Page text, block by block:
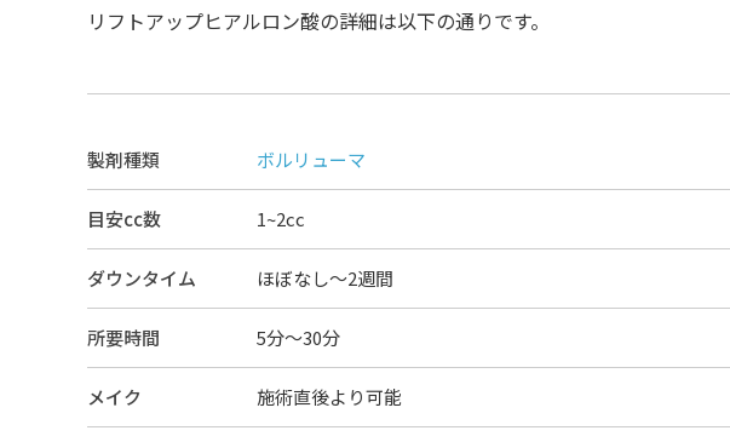
リフトアップヒアルロン酸の詳細は以下の通りです。
製剤種類 ボルリューマ
目安cc数 1~2cc
ダウンタイム ほぼなし〜2週間
所要時間 5分～30分
メイク 施術直後より可能